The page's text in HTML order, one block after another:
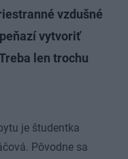
vzdušné
vytvoriť
len trochu
je študentka
Pôvodne sa